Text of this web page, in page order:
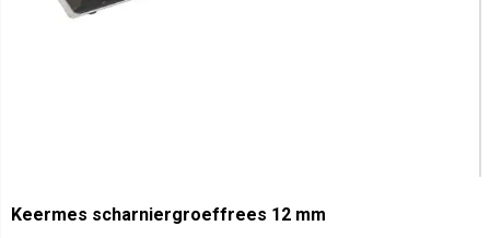
Keermes scharniergroeffrees 12 mm